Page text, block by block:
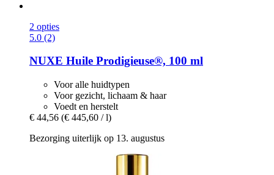
2 opties
5.0 (2)
NUXE Huile Prodigieuse®, 100 ml
Voor alle huidtypen
Voor gezicht, lichaam & haar
Voedt en herstelt
€ 44,56 (€ 445,60 / l)
Bezorging uiterlijk op 13. augustus